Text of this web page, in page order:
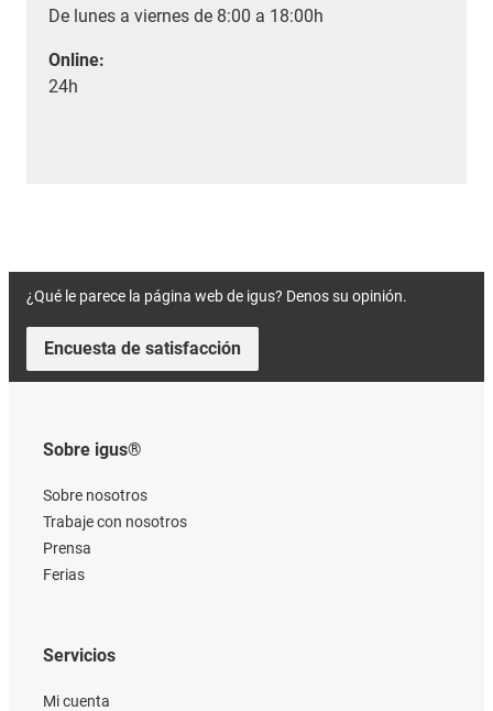
De lunes a viernes de 8:00 a 18:00h
Online:
24h
¿Qué le parece la página web de igus? Denos su opinión.
Encuesta de satisfacción
Sobre igus®
Sobre nosotros
Trabaje con nosotros
Prensa
Ferias
Servicios
Mi cuenta